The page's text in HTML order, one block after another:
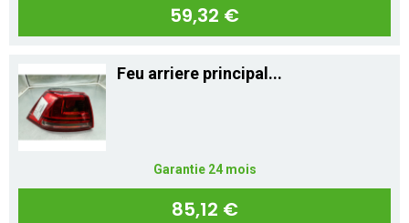
01 60 48 23 09
59,32 €
Feu arriere principal...
Garantie 24 mois
85,12 €